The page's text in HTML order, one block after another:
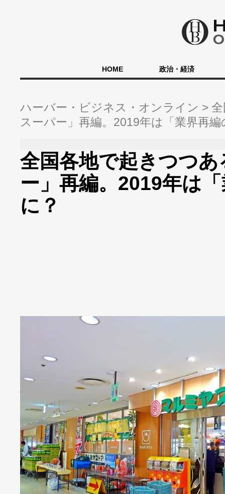
HOME 政治・経済
ハーバー・ビジネス・オンライン
スーパー」再編。2019年は「業界再
全国各地で起きつつ
ー」再編。2019年は
に？